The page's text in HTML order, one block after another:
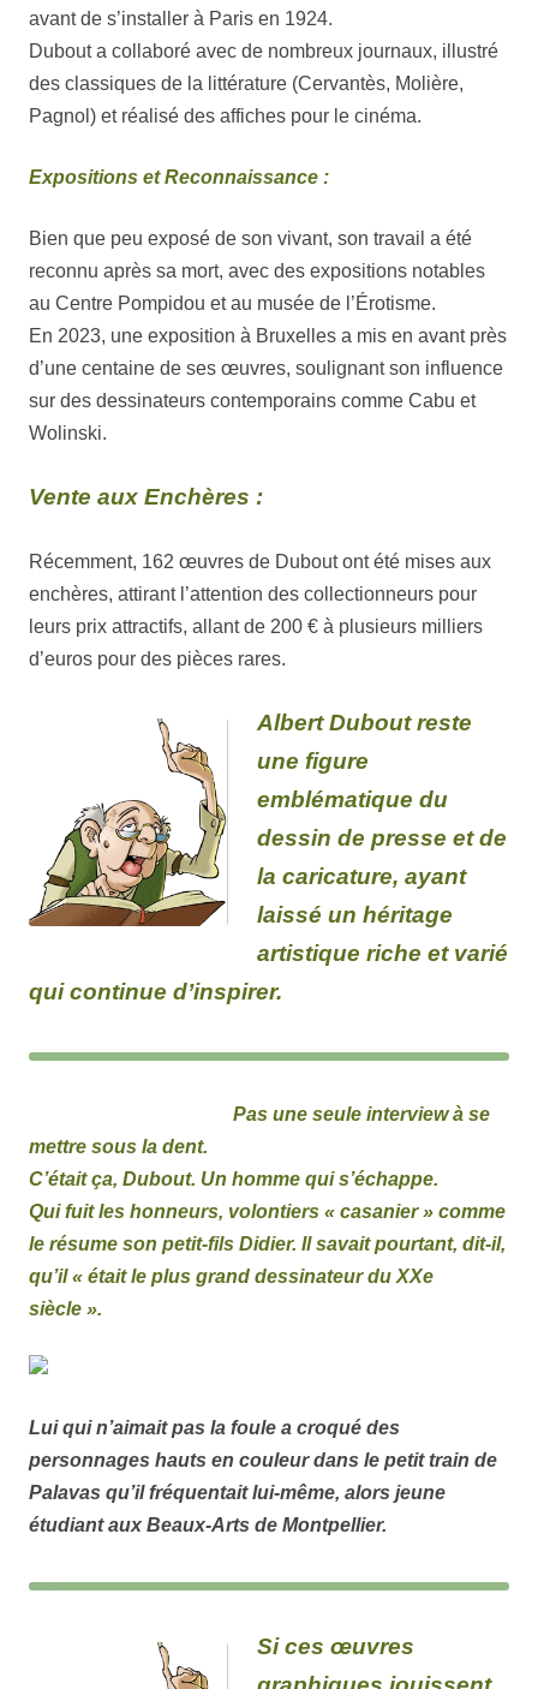
avant de s’installer à Paris en 1924.
Dubout a collaboré avec de nombreux journaux, illustré
des classiques de la littérature (Cervantès, Molière,
Pagnol) et réalisé des affiches pour le cinéma.
Expositions et Reconnaissance :
Bien que peu exposé de son vivant, son travail a été
reconnu après sa mort, avec des expositions notables
au Centre Pompidou et au musée de l’Érotisme.
En 2023, une exposition à Bruxelles a mis en avant près
d’une centaine de ses œuvres, soulignant son influence
sur des dessinateurs contemporains comme Cabu et
Wolinski.
Vente aux Enchères :
Récemment, 162 œuvres de Dubout ont été mises aux
enchères, attirant l’attention des collectionneurs pour
leurs prix attractifs, allant de 200 € à plusieurs milliers
d’euros pour des pièces rares.
Albert Dubout reste
une figure
emblématique du
dessin de presse et de
la caricature, ayant
laissé un héritage
artistique riche et varié
qui continue d’inspirer.
Pas une seule interview à se
mettre sous la dent.
C’était ça, Dubout. Un homme qui s’échappe.
Qui fuit les honneurs, volontiers « casanier » comme
le résume son petit-fils Didier. Il savait pourtant, dit-il,
qu’il « était le plus grand dessinateur du XXe
siècle ».
Lui qui n’aimait pas la foule a croqué des
personnages hauts en couleur dans le petit train de
Palavas qu’il fréquentait lui-même, alors jeune
étudiant aux Beaux-Arts de Montpellier.
Si ces œuvres